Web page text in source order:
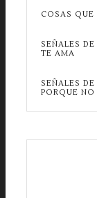
COSAS
SEÑALES
TE AMA
SEÑALES
PORQUE